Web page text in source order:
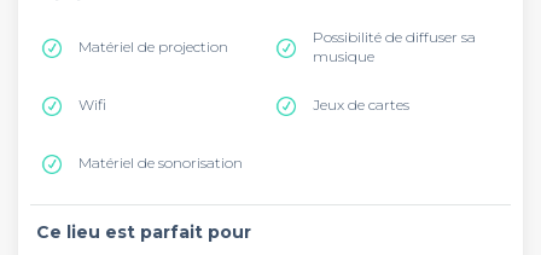
Matériel de projection
Possibilité de diffuser sa
musique
Wifi Jeux de cartes
Matériel de sonorisation
Ce lieu est parfait pour